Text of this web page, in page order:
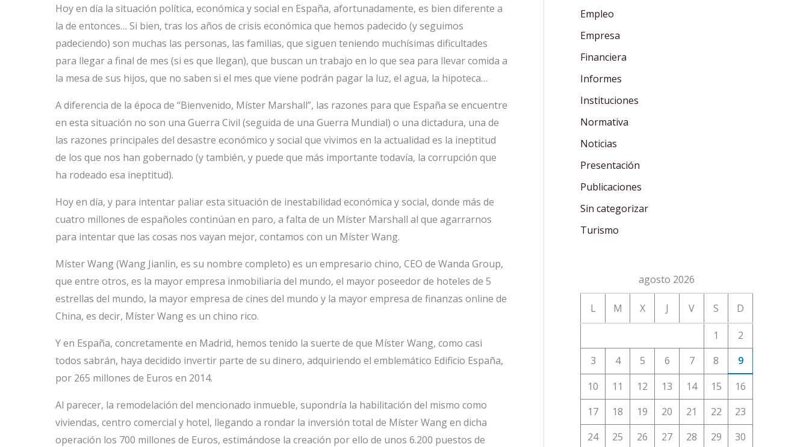
Hoy en día la situación política, económica y social en España, afortunadamente, es bien diferente a
la de entonces… Si bien, tras los años de crisis económica que hemos padecido (y seguimos
padeciendo) son muchas las personas, las familias, que siguen teniendo muchísimas dificultades
para llegar a final de mes (si es que llegan), que buscan un trabajo en lo que sea para llevar comida a
la mesa de sus hijos, que no saben si el mes que viene podrán pagar la luz, el agua, la hipoteca…
A diferencia de la época de “Bienvenido, Míster Marshall”, las razones para que España se encuentre
en esta situación no son una Guerra Civil (seguida de una Guerra Mundial) o una dictadura, una de
las razones principales del desastre económico y social que vivimos en la actualidad es la ineptitud
de los que nos han gobernado (y también, y puede que más importante todavía, la corrupción que
ha rodeado esa ineptitud).
Hoy en día, y para intentar paliar esta situación de inestabilidad económica y social, donde más de
cuatro millones de españoles continúan en paro, a falta de un Míster Marshall al que agarrarnos
para intentar que las cosas nos vayan mejor, contamos con un Míster Wang.
Míster Wang (Wang Jianlin, es su nombre completo) es un empresario chino, CEO de Wanda Group,
que entre otros, es la mayor empresa inmobiliaria del mundo, el mayor poseedor de hoteles de 5
estrellas del mundo, la mayor empresa de cines del mundo y la mayor empresa de finanzas online de
China, es decir, Míster Wang es un chino rico.
Y en España, concretamente en Madrid, hemos tenido la suerte de que Míster Wang, como casi
todos sabrán, haya decidido invertir parte de su dinero, adquiriendo el emblemático Edificio España,
por 265 millones de Euros en 2014.
Al parecer, la remodelación del mencionado inmueble, supondría la habilitación del mismo como
viviendas, centro comercial y hotel, llegando a rondar la inversión total de Míster Wang en dicha
operación los 700 millones de Euros, estimándose la creación por ello de unos 6.200 puestos de
Empleo
Empresa
Financiera
Informes
Instituciones
Normativa
Noticias
Presentación
Publicaciones
Sin categorizar
Turismo
agosto 2026
L M X J V S D
1
2
3
4 5 6 7 8
9
10
11 12 13 14 15
16
17
18 19 20 21 22
23
24
25 26 27 28 29
30